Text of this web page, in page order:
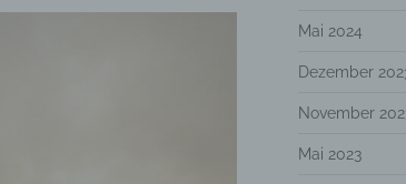
Mai 2024
Dezember
November
Mai 2023